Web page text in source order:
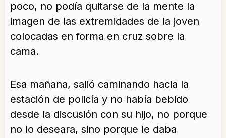
poco, no podía quitarse de la mente la
imagen de las extremidades de la joven
colocadas en forma en cruz sobre la
cama.
Esa mañana, salió caminando hacia la
estación de policía y no había bebido
desde la discusión con su hijo, no porque
no lo deseara, sino porque le daba